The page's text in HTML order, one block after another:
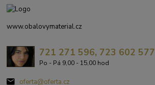
www.obalovymaterial.cz
721 271 596, 723 602 577
Po - Pá 9,00 - 15,00 hod
oferta@oferta.cz